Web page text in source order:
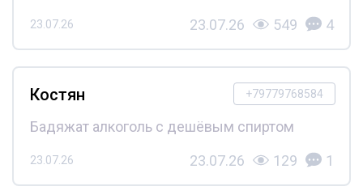
23.07.26 23.07.26 549 4
+79779768584
Костян
Бадяжат алкоголь с дешёвым спиртом
23.07.26 23.07.26 129 1